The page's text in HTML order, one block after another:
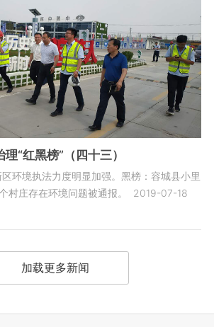
“红黑榜”（四十三）
环境执法力度明显加强。黑榜：容城县小里
村庄存在环境问题被通报。
2019-07-18
加载更多新闻